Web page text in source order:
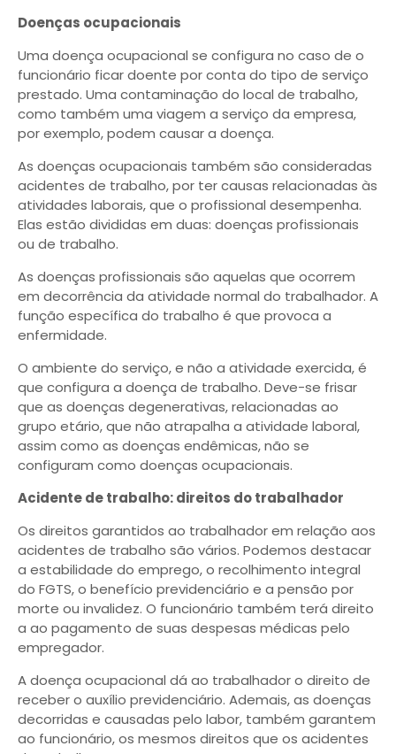
Doenças ocupacionais
Uma doença ocupacional se configura no caso de o
funcionário ficar doente por conta do tipo de serviço
prestado. Uma contaminação do local de trabalho,
como também uma viagem a serviço da empresa,
por exemplo, podem causar a doença.
As doenças ocupacionais também são consideradas
acidentes de trabalho, por ter causas relacionadas às
atividades laborais, que o profissional desempenha.
Elas estão divididas em duas: doenças profissionais
ou de trabalho.
As doenças profissionais são aquelas que ocorrem
em decorrência da atividade normal do trabalhador. A
função específica do trabalho é que provoca a
enfermidade.
O ambiente do serviço, e não a atividade exercida, é
que configura a doença de trabalho. Deve-se frisar
que as doenças degenerativas, relacionadas ao
grupo etário, que não atrapalha a atividade laboral,
assim como as doenças endêmicas, não se
configuram como doenças ocupacionais.
Acidente de trabalho: direitos do trabalhador
Os direitos garantidos ao trabalhador em relação aos
acidentes de trabalho são vários. Podemos destacar
a estabilidade do emprego, o recolhimento integral
do FGTS, o benefício previdenciário e a pensão por
morte ou invalidez. O funcionário também terá direito
a ao pagamento de suas despesas médicas pelo
empregador.
A doença ocupacional dá ao trabalhador o direito de
receber o auxílio previdenciário. Ademais, as doenças
decorridas e causadas pelo labor, também garantem
ao funcionário, os mesmos direitos que os acidentes